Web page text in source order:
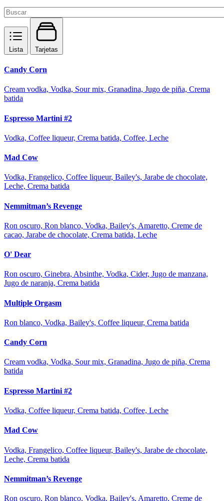
Lista Tarjetas
Candy Corn
Cream vodka, Vodka, Sour mix, Granadina, Jugo de piña, Crema
batida
Espresso Martini #2
Vodka, Coffee liqueur, Crema batida, Coffee, Leche
Mad Cow
Vodka, Frangelico, Coffee liqueur, Bailey's, Jarabe de chocolate,
Leche, Crema batida
Nemmitman’s Revenge
Ron oscuro, Ron blanco, Vodka, Bailey's, Amaretto, Creme de
cacao, Jarabe de chocolate, Crema batida, Leche
O' Dear
Ron oscuro, Ginebra, Absinthe, Vodka, Cider, Jugo de manzana,
Jugo de naranja, Crema batida
Multiple Orgasm
Ron blanco, Vodka, Bailey's, Coffee liqueur, Crema batida
Candy Corn
Cream vodka, Vodka, Sour mix, Granadina, Jugo de piña, Crema
batida
Espresso Martini #2
Vodka, Coffee liqueur, Crema batida, Coffee, Leche
Mad Cow
Vodka, Frangelico, Coffee liqueur, Bailey's, Jarabe de chocolate,
Leche, Crema batida
Nemmitman’s Revenge
Ron oscuro, Ron blanco, Vodka, Bailey's, Amaretto, Creme de